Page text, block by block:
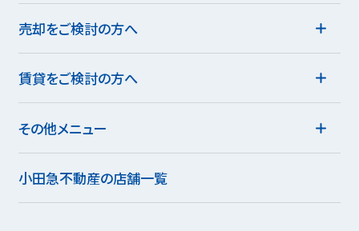
売却をご検討の方へ
賃貸をご検討の方へ
その他メニュー
小田急不動産の店舗一覧